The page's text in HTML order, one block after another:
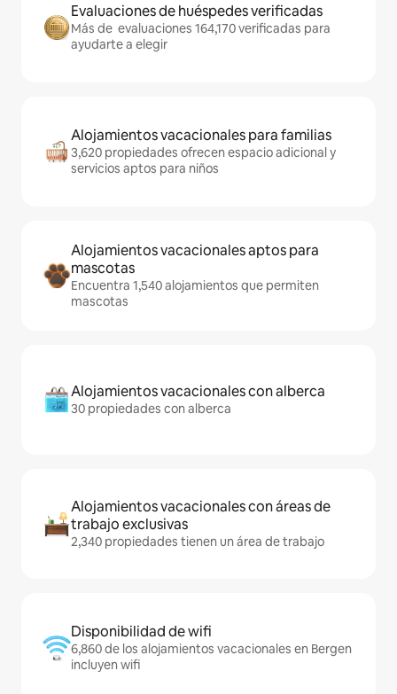
Evaluaciones de huéspedes verificadas
Más de evaluaciones 164,170 verificadas para
ayudarte a elegir
Alojamientos vacacionales para familias
3,620 propiedades ofrecen espacio adicional y
servicios aptos para niños
Alojamientos vacacionales aptos para
mascotas
Encuentra 1,540 alojamientos que permiten
mascotas
Alojamientos vacacionales con alberca
30 propiedades con alberca
Alojamientos vacacionales con áreas de
trabajo exclusivas
2,340 propiedades tienen un área de trabajo
Disponibilidad de wifi
6,860 de los alojamientos vacacionales en Bergen
incluyen wifi